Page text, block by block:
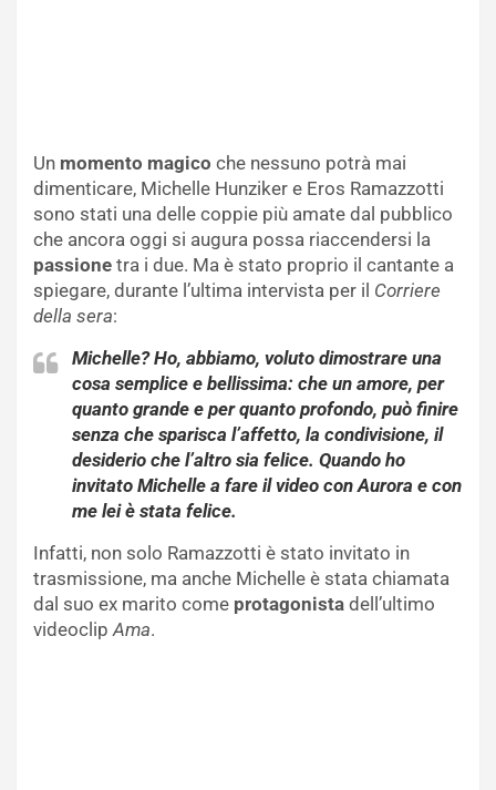
Un momento magico che nessuno potrà mai
dimenticare, Michelle Hunziker e Eros Ramazzotti
sono stati una delle coppie più amate dal pubblico
che ancora oggi si augura possa riaccendersi la
passione tra i due. Ma è stato proprio il cantante a
spiegare, durante l’ultima intervista per il Corriere
della sera:
Michelle? Ho, abbiamo, voluto dimostrare una
cosa semplice e bellissima: che un amore, per
quanto grande e per quanto profondo, può finire
senza che sparisca l’affetto, la condivisione, il
desiderio che l’altro sia felice. Quando ho
invitato Michelle a fare il video con Aurora e con
me lei è stata felice.
Infatti, non solo Ramazzotti è stato invitato in
trasmissione, ma anche Michelle è stata chiamata
dal suo ex marito come protagonista dell’ultimo
videoclipAma.